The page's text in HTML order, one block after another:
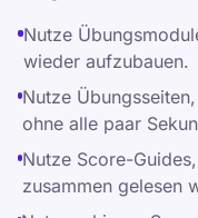
Nutze
wieder aufzubauen.
Nutze
ohne alle paar
Nutze Score-
zusammen gelesen